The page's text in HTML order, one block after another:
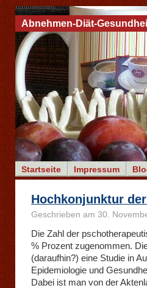
Startseite Impressum
Abnehmen-Diät-
Hochkonjunktur
Geschrieben am 30.
Die Zahl der
% Prozent zugenommen.
(daraufhin?) eine Studie in
Epidemiologie und
Dabei ist man von der